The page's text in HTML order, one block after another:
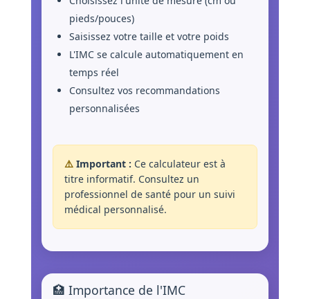
pieds/pouces)
Saisissez votre taille et votre poids
L'IMC se calcule automatiquement en
temps réel
Consultez vos recommandations
personnalisées
⚠️ Important : Ce calculateur est à
titre informatif. Consultez un
professionnel de santé pour un suivi
médical personnalisé.
🏥 Importance de l'IMC